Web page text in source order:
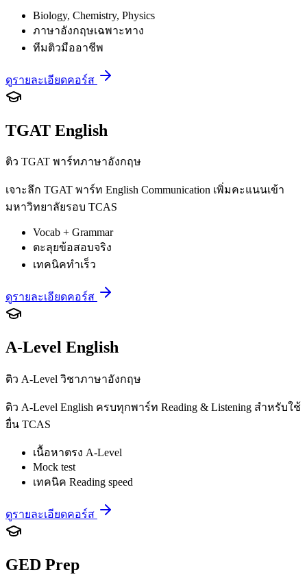
Biology, Chemistry, Physics
ภาษาอังกฤษเฉพาะทาง
ทีมติวมืออาชีพ
ดูรายละเอียดคอร์ส
TGAT English
ติว TGAT พาร์ทภาษาอังกฤษ
เจาะลึก TGAT พาร์ท English Communication เพิ่มคะแนนเข้า
มหาวิทยาลัยรอบ TCAS
Vocab + Grammar
ตะลุยข้อสอบจริง
เทคนิคทำเร็ว
ดูรายละเอียดคอร์ส
A-Level English
ติว A-Level วิชาภาษาอังกฤษ
ติว A-Level English ครบทุกพาร์ท Reading & Listening สำหรับใช้
ยื่น TCAS
เนื้อหาตรง A-Level
Mock test
เทคนิค Reading speed
ดูรายละเอียดคอร์ส
GED Prep